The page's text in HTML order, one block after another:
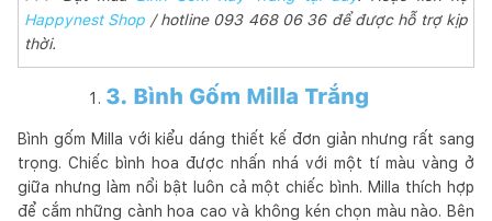
Happynest Shop / hotline 093 468 06 36 để được hỗ trợ kịp
thời.
3. Bình Gốm Milla Trắng
Bình gốm Milla với kiểu dáng thiết kế đơn giản nhưng rất sang
trọng. Chiếc bình hoa được nhấn nhá với một tí màu vàng ở
giữa nhưng làm nổi bật luôn cả một chiếc bình. Milla thích hợp
để cắm những cành hoa cao và không kén chọn màu nào. Bên